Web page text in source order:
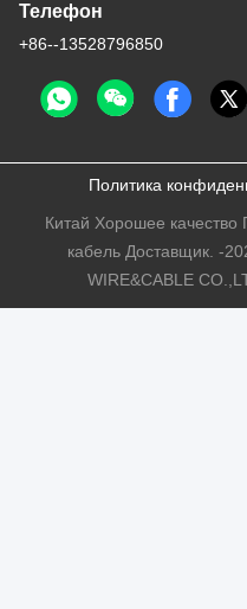
Телефон
+86--13528796850
Политика
Китай Хорошее
кабель Доставщик. -
WIRE&CABLE